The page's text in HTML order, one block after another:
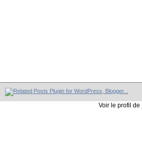
Voir le profil de